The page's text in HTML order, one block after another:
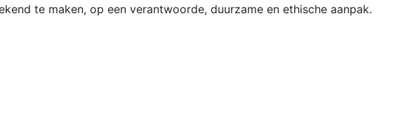
te maken, op een verantwoorde, duurzame en ethische aanpak.